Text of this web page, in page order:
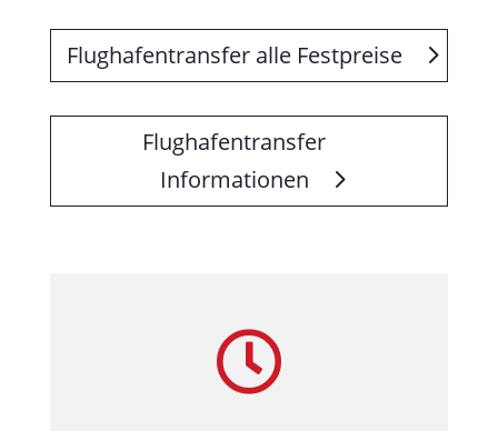
Flughafentransfer alle Festpreise
Flughafentransfer
Informationen
